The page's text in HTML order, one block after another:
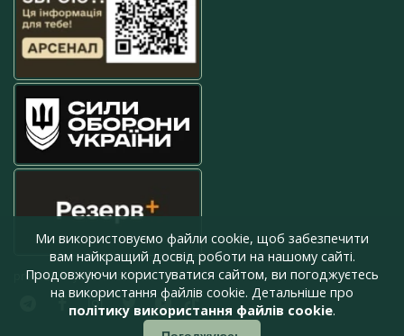
press@armyinform.com.ua
Ми використовуємо файли cookie, щоб забезпечити
вам найкращий досвід роботи на нашому сайті.
Продовжуючи користуватися сайтом, ви погоджуєтесь
на використання файлів cookie. Детальніше про
політику використання файлів cookie.